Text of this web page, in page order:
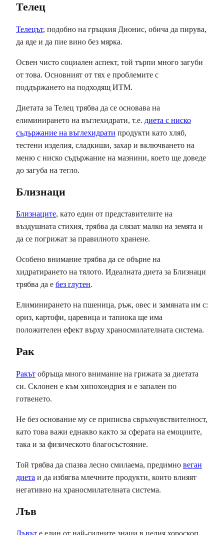
Телец
Телецът, подобно на гръцкия Дионис, обича да пирува,
да яде и да пие вино без мярка.
Освен чисто социален аспект, той търпи много загуби
от това. Основният от тях е проблемите с
поддържането на подходящ ИТМ.
Диетата за Телец трябва да се основава на
елиминирането на въглехидрати, т.е. диета с ниско
съдържание на въглехидрати продукти като хляб,
тестени изделия, сладкиши, захар и включването на
меню с ниско съдържание на мазнини, което ще доведе
до загуба на тегло.
Близнаци
Близнаците, като един от представителите на
въздушната стихия, трябва да слязат малко на земята и
да се погрижат за правилното хранене.
Особено внимание трябва да се обърне на
хидратирането на тялото. Идеалната диета за Близнаци
трябва да е без глутен.
Елиминирането на пшеница, ръж, овес и замяната им с:
ориз, картофи, царевица и тапиока ще има
положителен ефект върху храносмилателната система.
Рак
Ракът обръща много внимание на грижата за диетата
си. Склонен е към хипохондрия и е запален по
готвенето.
Не без основание му се приписва свръхчувствителност,
като това важи еднакво както за сферата на емоциите,
така и за физическото благосъстояние.
Той трябва да спазва лесно смилаема, предимно веган
диета и да избягва млечните продукти, които влияят
негативно на храносмилателната система.
Лъв